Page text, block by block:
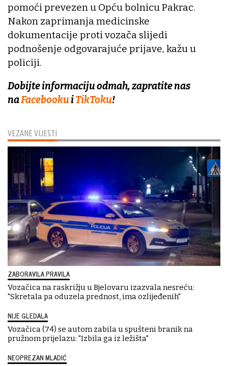
VEZANE VIJESTI
ZABORAVILA PRAVILA
Vozačica na raskrižju u Bjelovaru izazvala nesreću:
"Skretala pa oduzela prednost, ima ozlijeđenih"
NIJE GLEDALA
Vozačica (74) se autom zabila u spušteni branik na
pružnom prijelazu: "Izbila ga iz ležišta"
NEOPREZAN MLADIĆ
pomoći prevezen u Opću bolnicu Pakrac.
Nakon zaprimanja medicinske
dokumentacije proti vozača slijedi
podnošenje odgovarajuće prijave, kažu u
policiji.
Dobijte informaciju odmah, zapratite nas
naFacebookuiTikToku!